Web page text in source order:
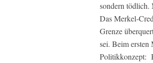
sondern tödlich.
Das Merkel-
Grenze
sei. Beim ersten
Politikkonzept: